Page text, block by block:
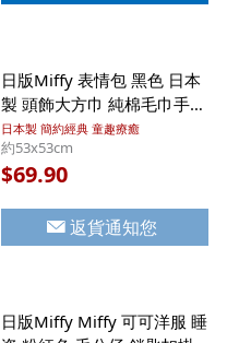
日版Miffy 表情包 黑色 日本
製 頭飾大方巾 純棉毛巾手帕
【市集世界 - 日本市集】
日本製 簡約經典 童趣療癒
約53x53cm
$69.90
返貨通知您
日版Miffy Miffy 可可洋服 睡